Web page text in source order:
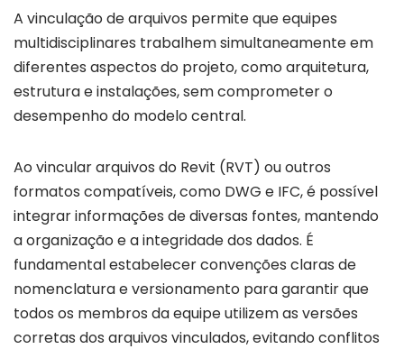
A vinculação de arquivos permite que equipes
multidisciplinares trabalhem simultaneamente em
diferentes aspectos do projeto, como arquitetura,
estrutura e instalações, sem comprometer o
desempenho do modelo central.
Ao vincular arquivos do Revit (RVT) ou outros
formatos compatíveis, como DWG e IFC, é possível
integrar informações de diversas fontes, mantendo
a organização e a integridade dos dados. É
fundamental estabelecer convenções claras de
nomenclatura e versionamento para garantir que
todos os membros da equipe utilizem as versões
corretas dos arquivos vinculados, evitando conflitos